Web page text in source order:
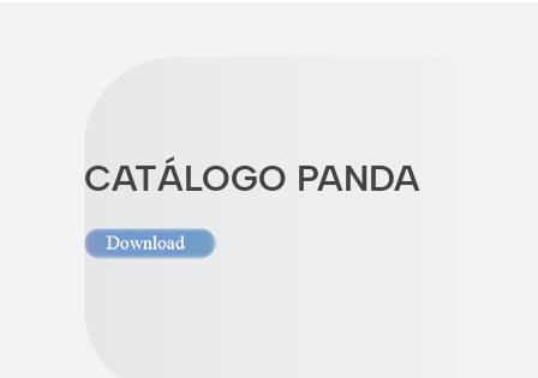
CATÁLOGO PANDA